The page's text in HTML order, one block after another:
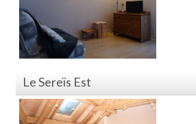
Le Sereïs Est